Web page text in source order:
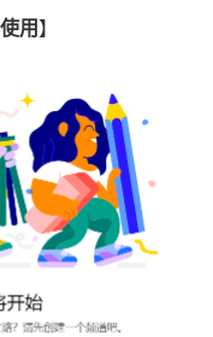
用】